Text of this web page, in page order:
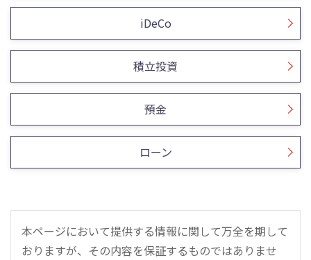
iDeCo
積立投資
預金
ローン
本ページにおいて提供する情報に関して万全を期して
おりますが、その内容を保証するものではありませ